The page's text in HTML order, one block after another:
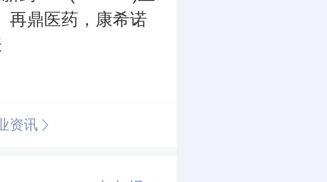
再鼎医药，康希诺
资讯